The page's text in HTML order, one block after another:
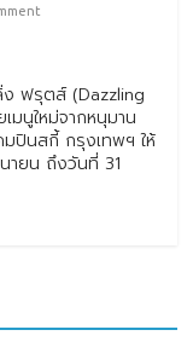
ฟรุตส์ (Dazzling
มนูใหม่จากหนุมาน
ปินสกี้ กรุงเทพฯ ให้
ายน ถึงวันที่ 31